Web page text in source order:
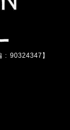
90324347】